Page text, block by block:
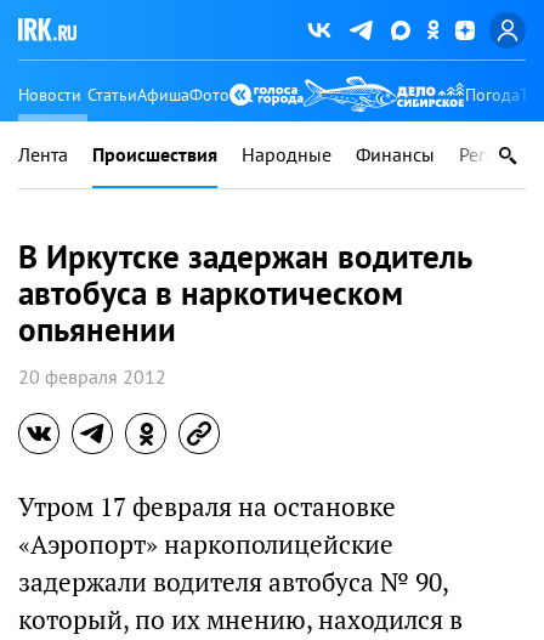
Новости СтатьиАфишаФото Погода
Лента Происшествия Народные Финансы Регионы
В Иркутске задержан водитель
автобуса в наркотическом
опьянении
20 февраля 2012
Утром 17 февраля на остановке
«Аэропорт» наркополицейские
задержали водителя автобуса № 90,
который, по их мнению, находился в